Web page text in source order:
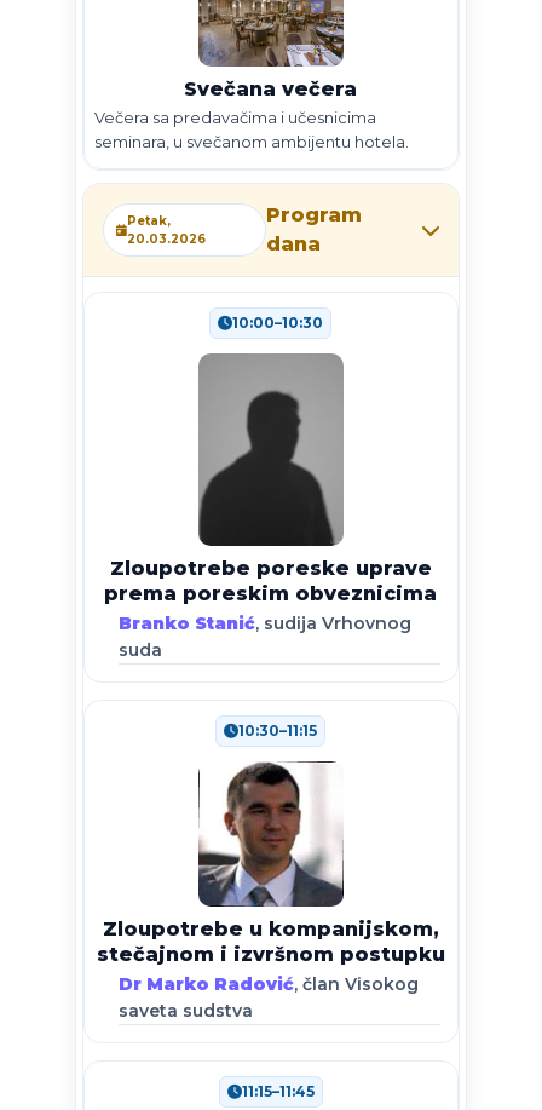
Svečana večera
Večera sa predavačima i učesnicima
seminara, u svečanom ambijentu hotela.
Petak,
20.03.2026
Program
dana
10:00–10:30
Zloupotrebe poreske uprave
prema poreskim obveznicima
Branko Stanić, sudija Vrhovnog
suda
10:30–11:15
Zloupotrebe u kompanijskom,
stečajnom i izvršnom postupku
Dr Marko Radović, član Visokog
saveta sudstva
11:15–11:45